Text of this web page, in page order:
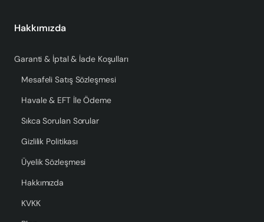
Hakkımızda
Garanti & İptal & İade Koşulları
Mesafeli Satış Sözleşmesi
Havale & EFT İle Ödeme
Sıkca Sorulan Sorular
Gizlilik Politikası
Üyelik Sözleşmesi
Hakkımızda
KVKK